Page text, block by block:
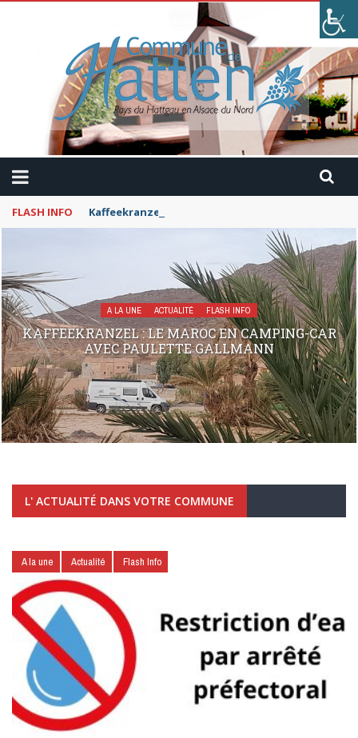
FLASH INFO Kaffeekranzel : Le Maroc en camping-car avec
A LA UNE ACTUALITÉ FLASH INFO
KAFFEEKRANZEL : LE MAROC EN CAMPING-CAR
AVEC PAULETTE GALLMANN
L' ACTUALITÉ DANS VOTRE COMMUNE
A la une Actualité Flash Info